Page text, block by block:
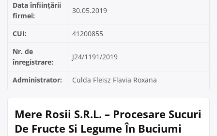
Data înființării
firmei:
30.05.2019
CUI:
41200855
Nr. de
înregistrare:
J24/1191/2019
Administrator: Culda Fleisz Flavia Roxana
Mere Rosii S.R.L. – Procesare Sucuri
De Fructe Si Legume În Buciumi